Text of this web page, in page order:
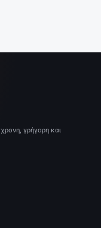
γρήγορη και